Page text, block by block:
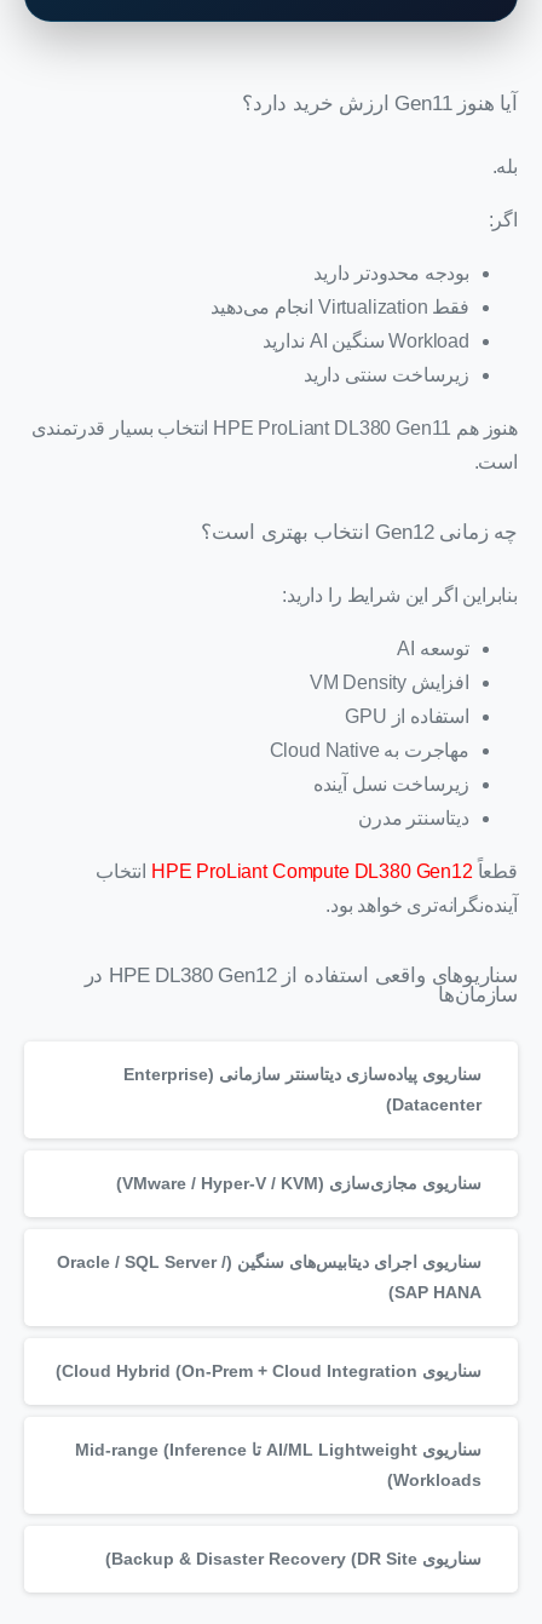
آیا هنوز Gen11 ارزش خرید دارد؟
بله.
اگر:
بودجه محدودتر دارید
فقط Virtualization انجام می‌دهید
Workload سنگین AI ندارید
زیرساخت سنتی دارید
هنوز هم HPE ProLiant DL380 Gen11 انتخاب بسیار قدرتمندی
است.
چه زمانی Gen12 انتخاب بهتری است؟
بنابراین اگر این شرایط را دارید:
توسعه AI
افزایش VM Density
استفاده از GPU
مهاجرت به Cloud Native
زیرساخت نسل آینده
دیتاسنتر مدرن
قطعاً HPE ProLiant Compute DL380 Gen12
انتخاب
آینده‌نگرانه‌تری خواهد بود.
سناریوهای واقعی استفاده از HPE DL380 Gen12 در
سازمان‌ها
سناریوی پیاده‌سازی دیتاسنتر سازمانی (Enterprise
Datacenter)
سناریوی مجازی‌سازی (VMware / Hyper-V / KVM)
سناریوی اجرای دیتابیس‌های سنگین (Oracle / SQL Server /
SAP HANA)
سناریوی Cloud Hybrid (On-Prem + Cloud Integration)
سناریوی AI/ML Lightweight تا Mid-range (Inference
Workloads)
سناریوی Backup & Disaster Recovery (DR Site)